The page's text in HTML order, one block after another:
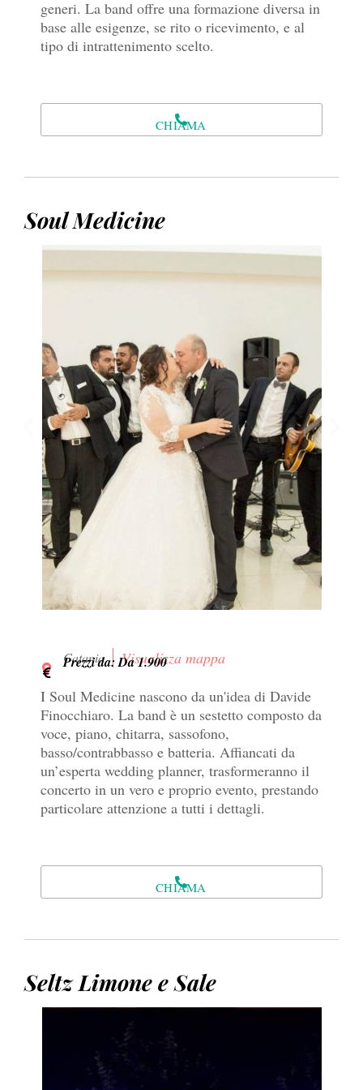
generi. La band offre una formazione diversa in
base alle esigenze, se rito o ricevimento, e al
tipo di intrattenimento scelto.
CHIAMA
Soul Medicine
Catania Visualizza mappa
Prezzi da: Da 1.900
I Soul Medicine nascono da un'idea di Davide
Finocchiaro. La band è un sestetto composto da
voce, piano, chitarra, sassofono,
basso/contrabbasso e batteria. Affiancati da
un’esperta wedding planner, trasformeranno il
concerto in un vero e proprio evento, prestando
particolare attenzione a tutti i dettagli.
CHIAMA
Seltz Limone e Sale